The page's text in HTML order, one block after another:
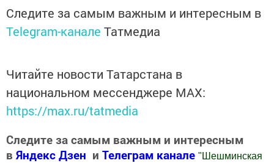
Следите за самым важным и интересным в
Telegram-канале Татмедиа
Читайте новости Татарстана в
национальном мессенджере MАХ:
https://max.ru/tatmedia
Следите за самым важным и интересным
в Яндекс Дзен и Телеграм канале " Шешминская